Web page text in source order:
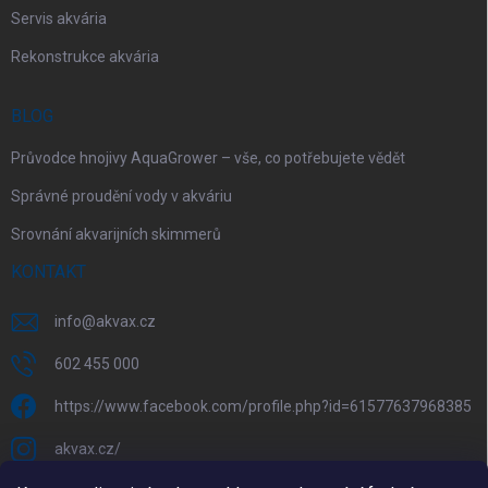
Servis akvária
Rekonstrukce akvária
BLOG
Průvodce hnojivy AquaGrower – vše, co potřebujete vědět
Správné proudění vody v akváriu
Srovnání akvarijních skimmerů
KONTAKT
info@akvax.cz
602 455 000
https://www.facebook.com/profile.php?id=61577637968385
akvax.cz/